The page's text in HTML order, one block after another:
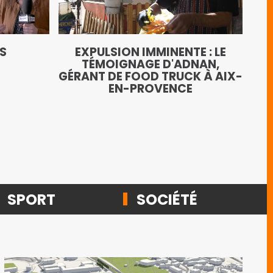
EXPULSION IMMINENTE : LE
TÉMOIGNAGE D'ADNAN,
GÉRANT DE FOOD TRUCK À AIX-
EN-PROVENCE
SPORT SOCIÉTÉ